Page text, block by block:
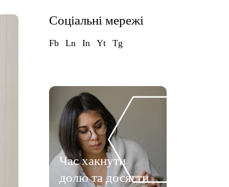
Соціальні мережі
Fb Ln In Yt Tg
Час хакнути
долю та досягти